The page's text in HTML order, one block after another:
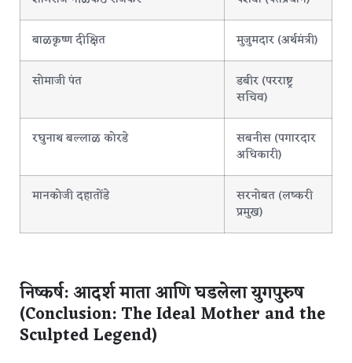
बाळकृष्ण दीक्षित मुजुमदार (अर्थमंत्री)
सोमाजी पंत
डबीर (परराष्ट्र
सचिव)
रघुनाथ बल्लाळ कोरडे
सबनीस (पगारदार
अधिकारी)
मानकोजी दहातोंडे
सरनोबत (लष्करी
प्रमुख)
निष्कर्ष: आदर्श माता आणि घडलेला युगपुरुष
(Conclusion: The Ideal Mother and the
Sculpted Legend)